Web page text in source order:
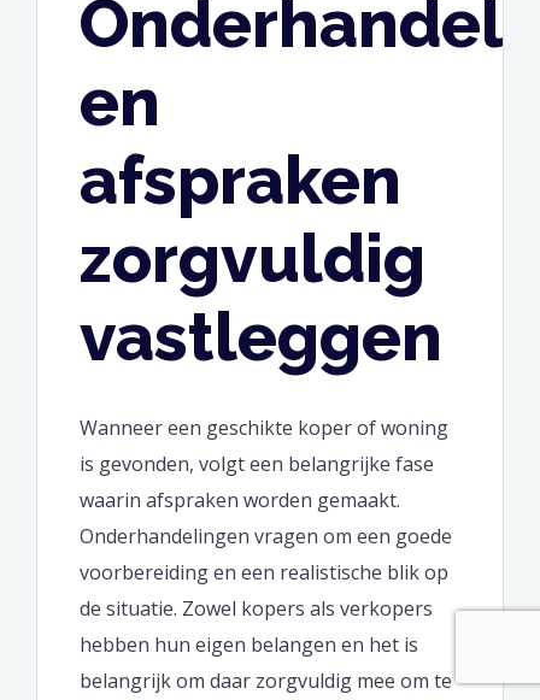
en
afspraken
zorgvuldig
vastleggen
Wanneer een geschikte koper of woning
is gevonden, volgt een belangrijke fase
waarin afspraken worden gemaakt.
Onderhandelingen vragen om een goede
voorbereiding en een realistische blik op
de situatie. Zowel kopers als verkopers
hebben hun eigen belangen en het is
belangrijk om daar zorgvuldig mee om te